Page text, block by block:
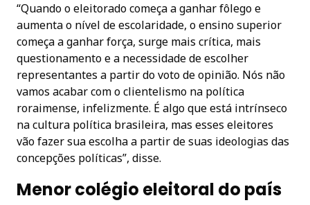
“Quando o eleitorado começa a ganhar fôlego e
aumenta o nível de escolaridade, o ensino superior
começa a ganhar força, surge mais crítica, mais
questionamento e a necessidade de escolher
representantes a partir do voto de opinião. Nós não
vamos acabar com o clientelismo na política
roraimense, infelizmente. É algo que está intrínseco
na cultura política brasileira, mas esses eleitores
vão fazer sua escolha a partir de suas ideologias das
concepções políticas”, disse.
Menor colégio eleitoral do país